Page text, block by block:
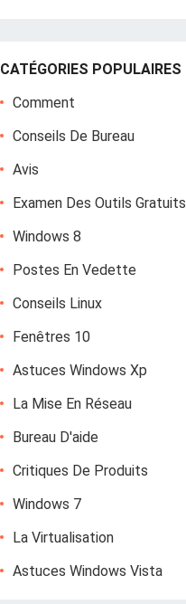
CATÉGORIES POPULAIRES
Comment
Conseils De Bureau
Avis
Examen Des Outils Gratuits
Windows 8
Postes En Vedette
Conseils Linux
Fenêtres 10
Astuces Windows Xp
La Mise En Réseau
Bureau D'aide
Critiques De Produits
Windows 7
La Virtualisation
Astuces Windows Vista